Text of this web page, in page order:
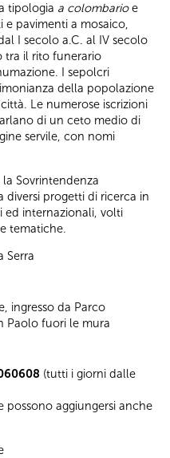
tipologia a colombarioe
pavimenti a mosaico,
I secolo a.C. al IV secolo
tra il rito funerario
I sepolcri
della popolazione
Le numerose iscrizioni
di un ceto medio di
servile, con nomi
Sovrintendenza
progetti di ricerca in
ed internazionali, volti
tematiche.
Serra
ingresso da Parco
Paolo fuori le mura
(tutti i giorni dalle
possono aggiungersi anche